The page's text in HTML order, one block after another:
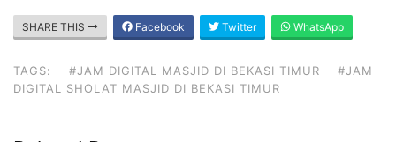
SHARE THIS Facebook Twitter WhatsApp
TAGS: #JAM DIGITAL MASJID DI BEKASI TIMUR
#JAM
DIGITAL SHOLAT MASJID DI BEKASI TIMUR